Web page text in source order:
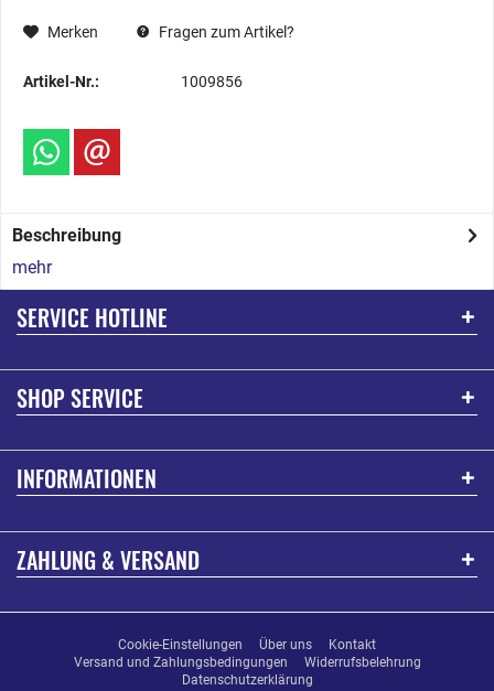
Merken Fragen zum Artikel?
Artikel-Nr.: 1009856
Beschreibung
mehr
SERVICE HOTLINE
SHOP SERVICE
INFORMATIONEN
ZAHLUNG & VERSAND
Cookie-Einstellungen Über uns
Kontakt
Versand und Zahlungsbedingungen
Widerrufsbelehrung
Datenschutzerklärung